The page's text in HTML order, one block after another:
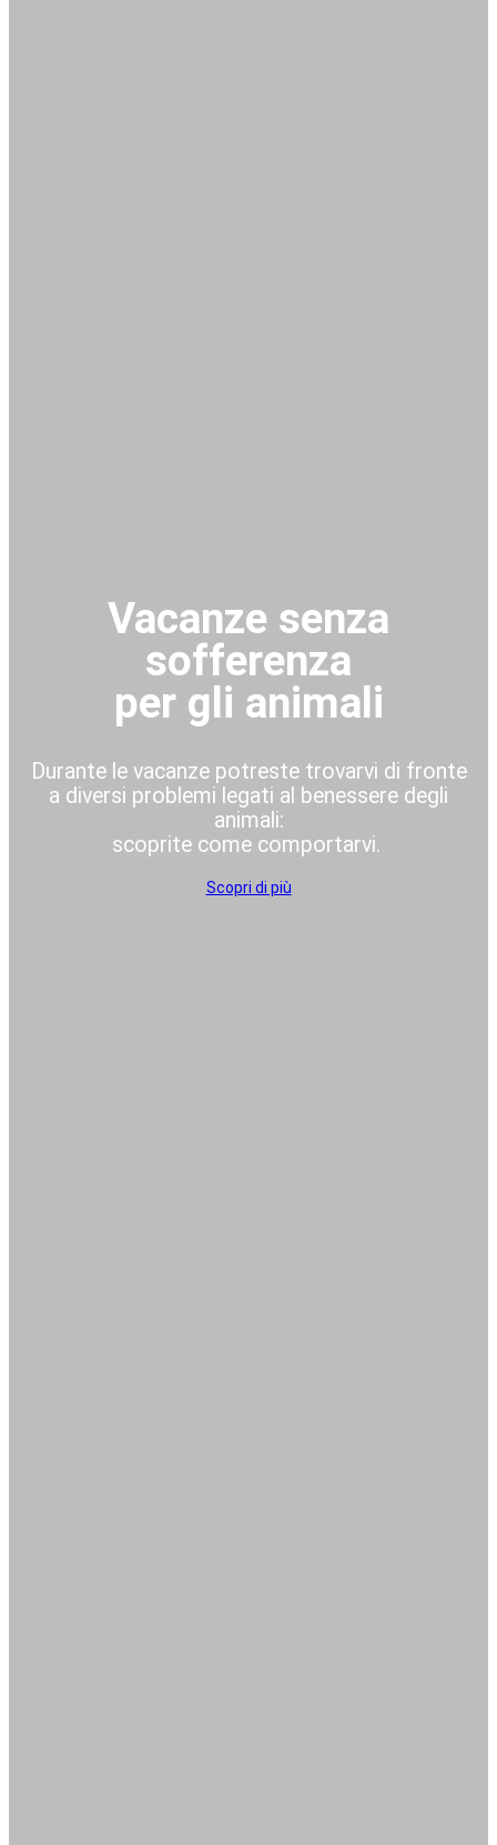
Vacanze senza
sofferenza
per gli animali
Durante le vacanze potreste trovarvi di fronte
a diversi problemi legati al benessere degli
animali:
scoprite come comportarvi.
Scopri di più